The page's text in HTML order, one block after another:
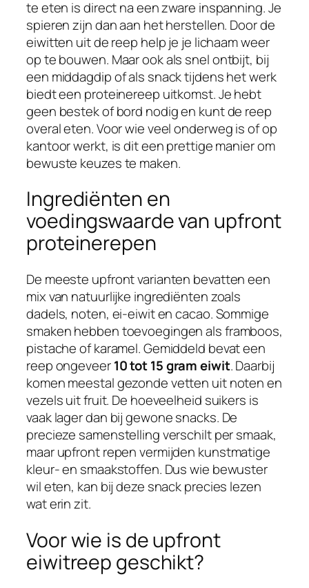
te eten is direct na een zware inspanning. Je
spieren zijn dan aan het herstellen. Door de
eiwitten uit de reep help je je lichaam weer
op te bouwen. Maar ook als snel ontbijt, bij
een middagdip of als snack tijdens het werk
biedt een proteinereep uitkomst. Je hebt
geen bestek of bord nodig en kunt de reep
overal eten. Voor wie veel onderweg is of op
kantoor werkt, is dit een prettige manier om
bewuste keuzes te maken.
Ingrediënten en
voedingswaarde van upfront
proteinerepen
De meeste upfront varianten bevatten een
mix van natuurlijke ingrediënten zoals
dadels, noten, ei-eiwit en cacao. Sommige
smaken hebben toevoegingen als framboos,
pistache of karamel. Gemiddeld bevat een
reep ongeveer10 tot 15 gram eiwit. Daarbij
komen meestal gezonde vetten uit noten en
vezels uit fruit. De hoeveelheid suikers is
vaak lager dan bij gewone snacks. De
precieze samenstelling verschilt per smaak,
maar upfront repen vermijden kunstmatige
kleur- en smaakstoffen. Dus wie bewuster
wil eten, kan bij deze snack precies lezen
wat erin zit.
Voor wie is de upfront
eiwitreep geschikt?